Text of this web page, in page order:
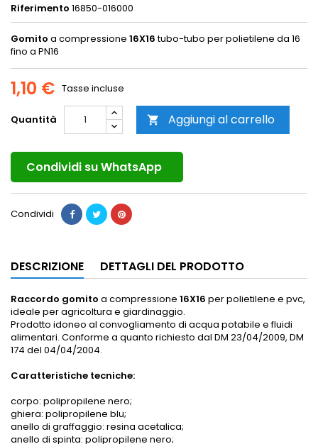
Riferimento 16850-016000
Gomito a compressione 16X16tubo-tubo per polietilene da 16
fino a PN16
1,10 € Tasse incluse
Quantità  Aggiungi al carrello
Condividi su WhatsApp
Condividi
DESCRIZIONE DETTAGLI DEL PRODOTTO
Raccordo gomito a compressione 16X16 per polietilene e pvc,
ideale per agricoltura e giardinaggio.
Prodotto idoneo al convogliamento di acqua potabile e fluidi
alimentari. Conforme a quanto richiesto dal DM 23/04/2009, DM
174 del 04/04/2004.
Caratteristiche tecniche:
corpo: polipropilene nero;
ghiera: polipropilene blu;
anello di graffaggio: resina acetalica;
anello di spinta: polipropilene nero;